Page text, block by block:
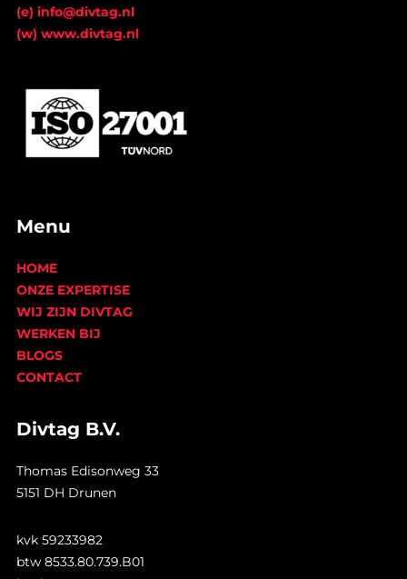
(e) info@divtag.nl
(w) www.divtag.nl
Menu
HOME
ONZE EXPERTISE
WIJ ZIJN DIVTAG
WERKEN BIJ
BLOGS
CONTACT
Divtag B.V.
Thomas Edisonweg 33
5151 DH Drunen
kvk 59233982
btw 8533.80.739.B01